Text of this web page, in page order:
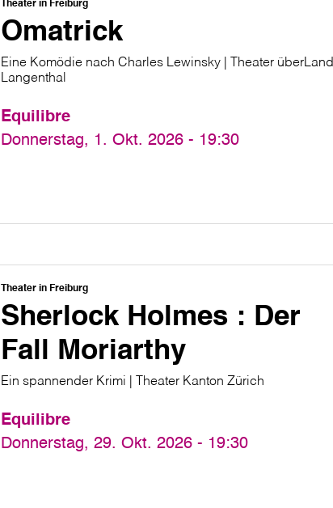
Theater in Freiburg
Omatrick
Eine Komödie nach Charles Lewinsky | Theater überLand
Langenthal
Equilibre
Donnerstag, 1. Okt. 2026 - 19:30
Theater in Freiburg
Sherlock Holmes : Der
Fall Moriarthy
Ein spannender Krimi | Theater Kanton Zürich
Equilibre
Donnerstag, 29. Okt. 2026 - 19:30